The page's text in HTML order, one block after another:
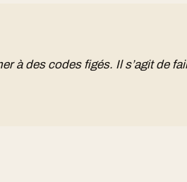
à des codes figés. Il s’agit de